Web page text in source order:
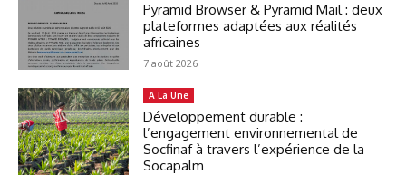
Pyramid Browser & Pyramid Mail : deux
plateformes adaptées aux réalités
africaines
7 août 2026
A La Une
Développement durable :
l’engagement environnemental de
Socfinaf à travers l’expérience de la
Socapalm